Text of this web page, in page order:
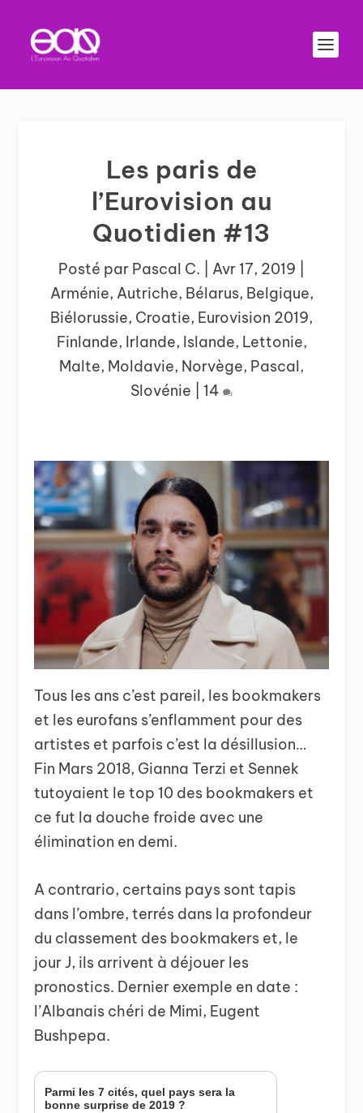
Les paris de
l’Eurovision au
Quotidien #13
Posté par Pascal C. Avr 17, 2019
Arménie, Autriche, Bélarus, Belgique,
Biélorussie, Croatie, Eurovision 2019,
Finlande, Irlande, Islande, Lettonie,
Malte, Moldavie, Norvège, Pascal,
Slovénie
14
Tous les ans c’est pareil, les bookmakers
et les eurofans s’enflamment pour des
artistes et parfois c’est la désillusion…
Fin Mars 2018, Gianna Terzi et Sennek
tutoyaient le top 10 des bookmakers et
ce fut la douche froide avec une
élimination en demi.
A contrario, certains pays sont tapis
dans l’ombre, terrés dans la profondeur
du classement des bookmakers et, le
jour J, ils arrivent à déjouer les
pronostics. Dernier exemple en date :
l’Albanais chéri de Mimi, Eugent
Bushpepa.
Parmi les 7 cités, quel pays sera la
bonne surprise de 2019 ?